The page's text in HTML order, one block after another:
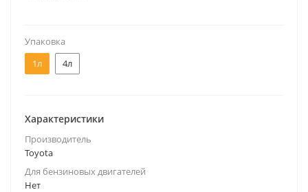
Упаковка
1л
4л
Характеристики
Производитель
Toyota
Для бензиновых двигателей
Нет